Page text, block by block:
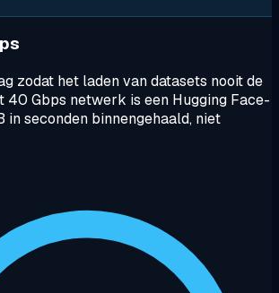
zodat het laden van datasets nooit de
40 Gbps netwerk is een Hugging Face-
in seconden binnengehaald, niet